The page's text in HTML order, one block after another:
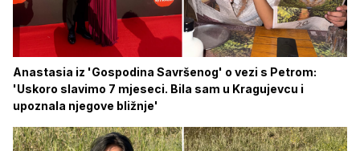
Anastasia iz 'Gospodina Savršenog' o vezi s Petrom:
'Uskoro slavimo 7 mjeseci. Bila sam u Kragujevcu i
upoznala njegove bližnje'